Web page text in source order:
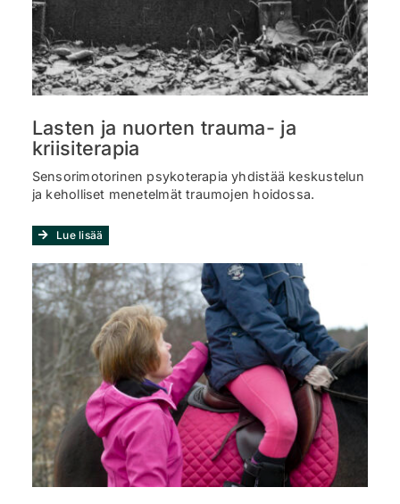
Lasten ja nuorten trauma- ja
kriisiterapia
Sensorimotorinen psykoterapia yhdistää keskustelun
ja keholliset menetelmät traumojen hoidossa.
Lue lisää